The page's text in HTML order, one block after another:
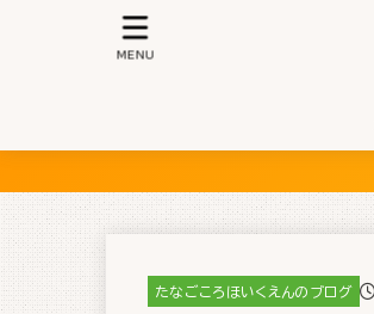
MENU
たなごころほいくえんのブログ